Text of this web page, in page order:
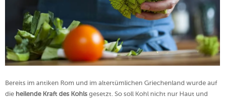
Bereits im antiken Rom und im altertümlichen Griechenland wurde auf
die heilende Kraft des Kohls gesetzt. So soll Kohl nicht nur Haut und